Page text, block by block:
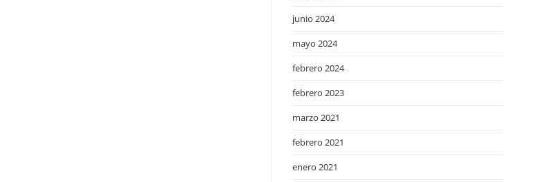
junio 2024
mayo 2024
febrero 2024
febrero 2023
marzo 2021
febrero 2021
enero 2021